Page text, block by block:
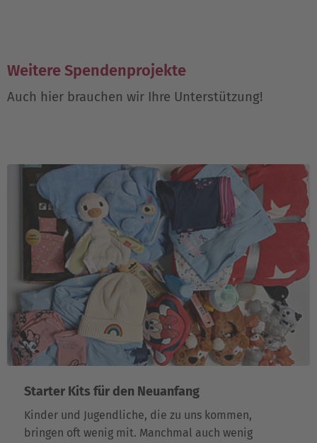
Weitere Spendenprojekte
Auch hier brauchen wir Ihre Unterstützung!
Starter Kits für den Neuanfang
Kinder und Jugendliche, die zu uns kommen,
bringen oft wenig mit. Manchmal auch wenig